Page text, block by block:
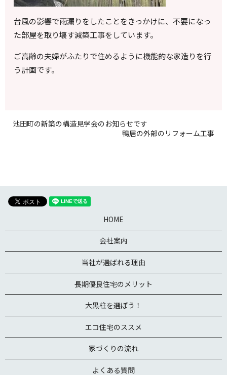
台風の影響で雨漏りをしたことをきっかけに、不要になっ
た部屋を取り壊す減築工事をしています。
ご高齢の夫婦がふたりで住めるように機能的な家造りを行
う計画です。
池田町の新築の構造見学会のお知らせです
鴨居の外部のリフォーム工事
HOME
会社案内
当社が選ばれる理由
長期優良住宅のメリット
大黒柱を選ぼう！
エコ住宅のススメ
家づくりの流れ
よくある質問